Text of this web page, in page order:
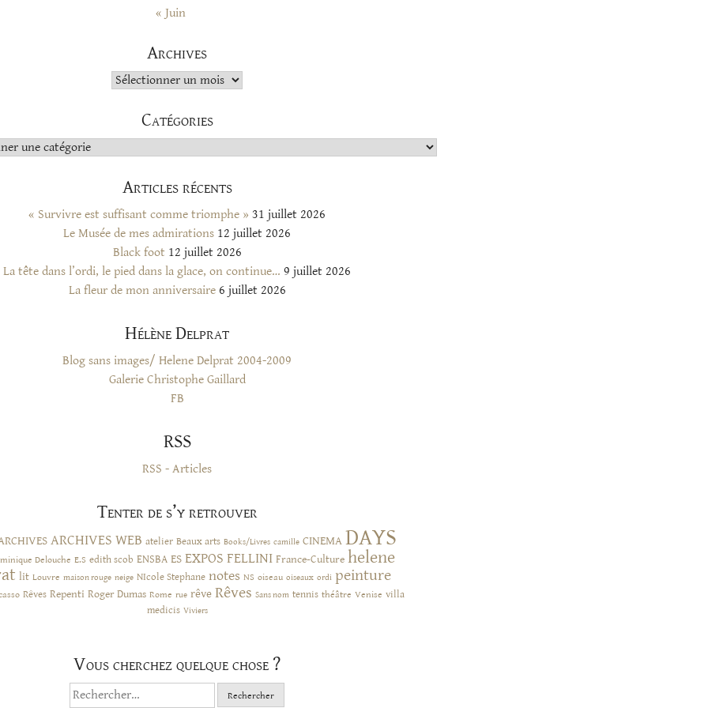
« Juin
Archives
Archives
Catégories
Articles récents
« Survivre est suffisant comme triomphe » 31 juillet 2026
Le Musée de mes admirations 12 juillet 2026
Black foot 12 juillet 2026
La tête dans l’ordi, le pied dans la glace, on continue… 9 juillet 2026
La fleur de mon anniversaire 6 juillet 2026
Hélène Delprat
Blog sans images/ Helene Delprat 2004-2009
Galerie Christophe Gaillard
FB
RSS
RSS - Articles
Tenter de s’y retrouver
ARCHIVES WEB atelier Beaux arts Books/Livres camille CINEMA DAYS
Delouche E.S edith scob ENSBA ES EXPOS FELLINI France-Culture helene
lit Louvre maison rouge neige NIcole Stephane notes NS oiseau oiseaux ordi peinture
Rêves Repenti Roger Dumas Rome rue rêve Rêves Sans nom tennis théâtre Venise villa
medicis Viviers
Vous cherchez quelque chose ?
Rechercher :